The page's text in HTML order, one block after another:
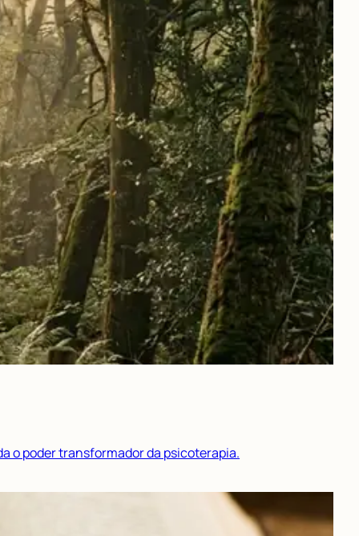
o poder transformador da psicoterapia.